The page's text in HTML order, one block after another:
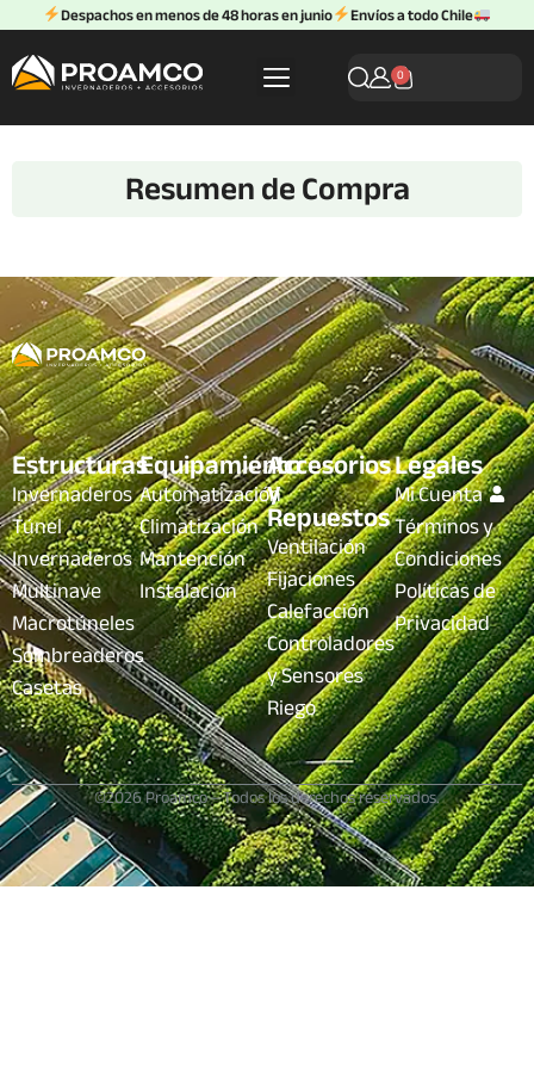
Despachos en menos de 48 horas en junio Envíos a todo Chile
0
Resumen de Compra
Estructuras
Invernaderos
Túnel
Invernaderos
Multinave
Macrotúneles
Sombreaderos
Casetas
Equipamiento
Automatización
Climatización
Mantención
Instalación
Accesorios
y
Repuestos
Ventilación
Fijaciones
Calefacción
Controladores
y Sensores
Riego
Legales
Mi Cuenta
Términos y
Condiciones
Políticas de
Privacidad
©2026 Proamco – Todos los derechos reservados.